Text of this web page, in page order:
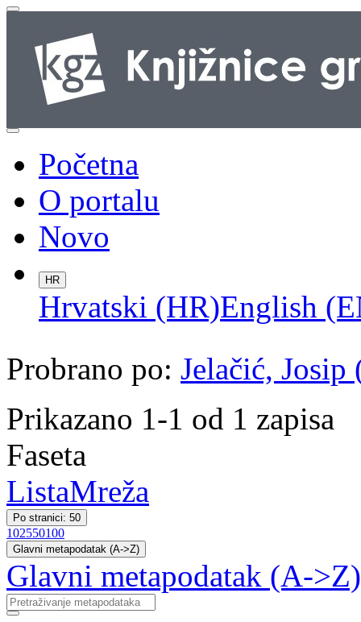
Početna
O portalu
Novo
HR
Hrvatski (HR)English
Probrano po: Jelačić,
Prikazano 1-1 od 1 zapisa
Faseta
ListaMreža
Po stranici: 50
102550100
Glavni metapodatak (A->Z)
Glavni metapodatak (A->Z)